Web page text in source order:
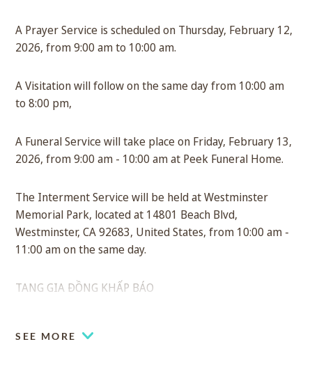
A Prayer Service is scheduled on Thursday, February 12,
2026, from 9:00 am to 10:00 am.
A Visitation will follow on the same day from 10:00 am
to 8:00 pm,
A Funeral Service will take place on Friday, February 13,
2026, from 9:00 am - 10:00 am at Peek Funeral Home.
The Interment Service will be held at Westminster
Memorial Park, located at 14801 Beach Blvd,
Westminster, CA 92683, United States, from 10:00 am -
11:00 am on the same day.
TANG GIA ĐỒNG KHẤP BÁO
SEE MORE